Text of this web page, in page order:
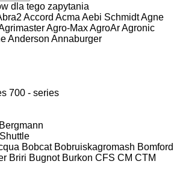
dla tego zapytania
Accord Acma Aebi SchmidtAgne
Agro-MaxAgroArAgronic
Anderson Annaburger
700 - series
Bergmann
Shuttle
Bobcat Bobruiskagromash Bomford
Briri Bugnot Burkon CFS CM CTM